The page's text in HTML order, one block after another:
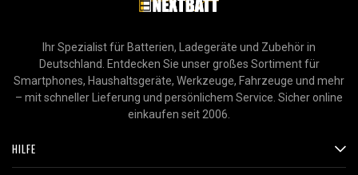
Ihr Spezialist für Batterien, Ladegeräte und Zubehör in
Deutschland. Entdecken Sie unser großes Sortiment für
Smartphones, Haushaltsgeräte, Werkzeuge, Fahrzeuge und mehr
– mit schneller Lieferung und persönlichem Service. Sicher online
einkaufen seit 2006.
HILFE